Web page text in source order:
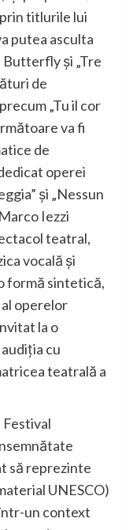
titlurile lui
putea asculta
Butterfly și „Tre
de
„Tu il cor
va fi
de
operei
și „Nessun
Iezzi
teatral,
vocală și
formă sintetică,
operelor
la o
cu
teatrală a
să reprezinte
UNESCO)
un context